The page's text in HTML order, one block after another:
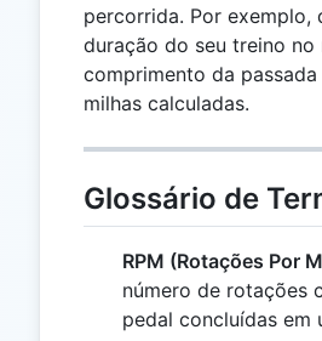
percorrida. Por exemplo,
duração do seu treino no
comprimento da
milhas calculadas.
Glossário de
RPM (Rotações Por
número de rotações
pedal concluídas em